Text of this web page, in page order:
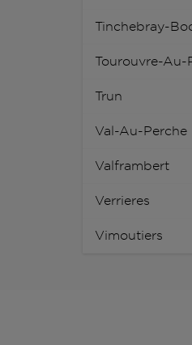
Tinchebray-
Tourouvre-Au-
Trun
Val-Au-Perche
Valframbert
Verrieres
Vimoutiers